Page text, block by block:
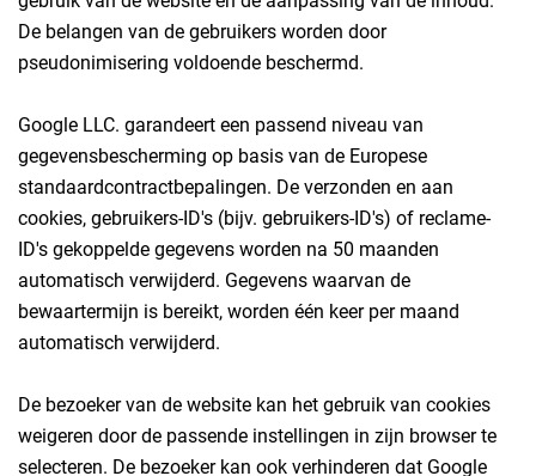
De belangen van de gebruikers worden door
pseudonimisering voldoende beschermd.
Google LLC. garandeert een passend niveau van
gegevensbescherming op basis van de Europese
standaardcontractbepalingen. De verzonden en aan
cookies, gebruikers-ID's (bijv. gebruikers-ID's) of reclame-
ID's gekoppelde gegevens worden na 50 maanden
automatisch verwijderd. Gegevens waarvan de
bewaartermijn is bereikt, worden één keer per maand
automatisch verwijderd.
De bezoeker van de website kan het gebruik van cookies
weigeren door de passende instellingen in zijn browser te
selecteren. De bezoeker kan ook verhinderen dat Google